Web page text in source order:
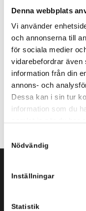
Denna webbplats
Vi använder
och annonserna till
för sociala medier
vidarebefordrar även
information från din
annons- och
Dessa kan i sin tur
information som du
Nödvändig
Inställningar
Statistik
multifaktor-
så börjar det bli
Enklast är att
Microsoft
engångskoder via
Ta gärna kontakt
Svenska Infobyte